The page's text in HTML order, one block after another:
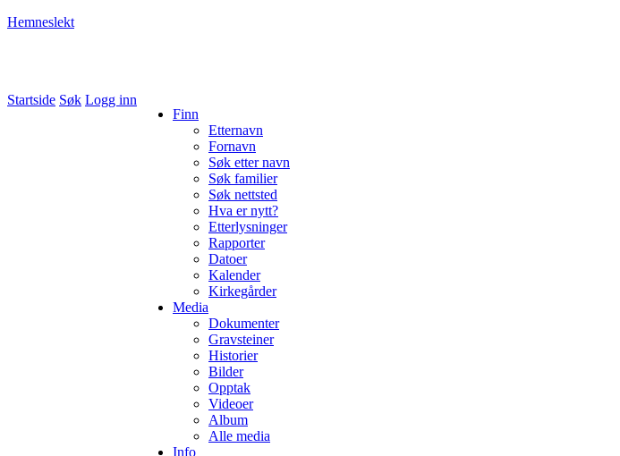
Hemneslekt
Startside Søk Logg inn
Finn
Etternavn
Fornavn
Søk etter navn
Søk familier
Søk nettsted
Hva er nytt?
Etterlysninger
Rapporter
Datoer
Kalender
Kirkegårder
Media
Dokumenter
Gravsteiner
Historier
Bilder
Opptak
Videoer
Album
Alle media
Info